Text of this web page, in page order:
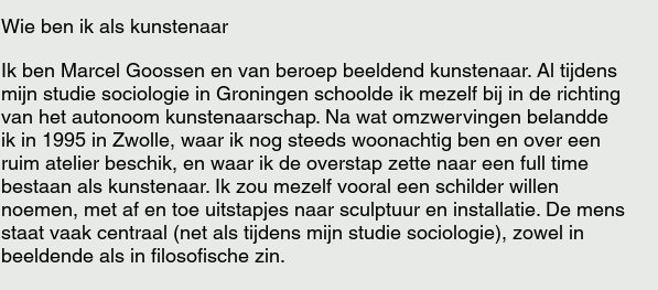
Wie ben ik als kunstenaar
Ik ben Marcel Goossen en van beroep beeldend kunstenaar. Al tijdens
mijn studie sociologie in Groningen schoolde ik mezelf bij in de richting
van het autonoom kunstenaarschap. Na wat omzwervingen belandde
ik in 1995 in Zwolle, waar ik nog steeds woonachtig ben en over een
ruim atelier beschik, en waar ik de overstap zette naar een full time
bestaan als kunstenaar. Ik zou mezelf vooral een schilder willen
noemen, met af en toe uitstapjes naar sculptuur en installatie. De mens
staat vaak centraal (net als tijdens mijn studie sociologie), zowel in
beeldende als in filosofische zin.